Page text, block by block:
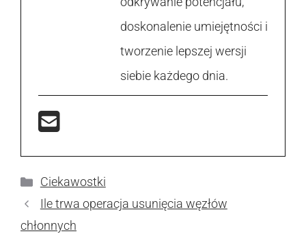
doskonalenie umiejętności i
tworzenie lepszej wersji
siebie każdego dnia.
Kategorie
Ciekawostki
Ile trwa operacja usunięcia węzłów
chłonnych